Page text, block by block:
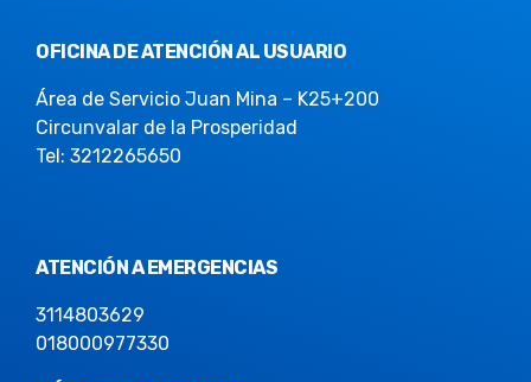
OFICINA DE ATENCIÓN AL USUARIO
Área de Servicio Juan Mina – K25+200
Circunvalar de la Prosperidad
Tel: 3212265650
ATENCIÓN A EMERGENCIAS
3114803629
018000977330